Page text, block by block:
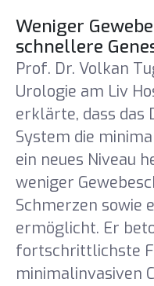
Weniger
schnellere
Prof. Dr. Volkan
Urologie am Liv
erklärte, dass das
System die
ein neues Niveau
weniger
Schmerzen sowie
ermöglicht. Er
fortschrittlichste
minimalinvasiven